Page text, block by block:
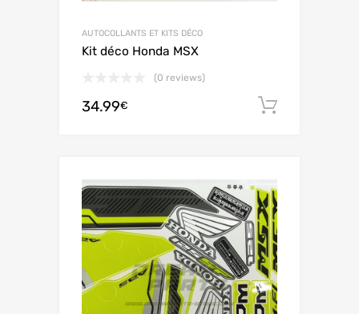
AUTOCOLLANTS ET KITS DÉCO
Kit déco Honda MSX
(0 reviews)
34.99€